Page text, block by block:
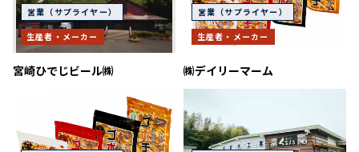
営業（サプライヤー）
生産者・メーカー
宮崎ひでじビール㈱
営業（サプライヤー）
生産者・メーカー
㈱デイリーマーム